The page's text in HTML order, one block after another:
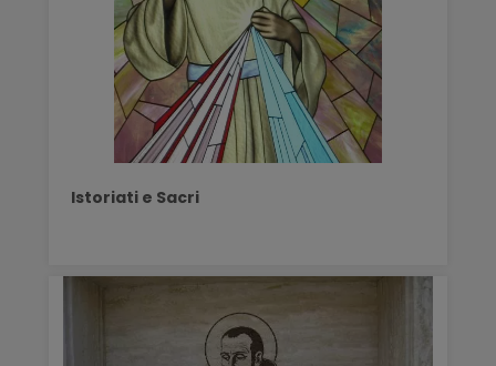
Istoriati e Sacri